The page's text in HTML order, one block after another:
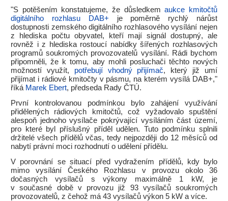
"S potěšením konstatujeme, že důsledkemaukce kmitočtů
digitálního rozhlasu DAB+ je poměrně rychlý nárůst
dostupnosti zemského digitálního rozhlasového vysílání nejen
z hlediska počtu obyvatel, kteří mají signál dostupný, ale
rovněž i z hlediska rostoucí nabídky šířených rozhlasových
programů soukromých provozovatelů vysílání. Rádi bychom
připomněli, že k tomu, aby mohli posluchači těchto nových
možností využít, potřebují vhodný přijímač, který již umí
přijímat i rádiové kmitočty v pásmu, na kterém vysílá DAB+,"
říká Marek Ebert, předseda Rady ČTÚ.
První kontrolovanou podmínkou bylo zahájení využívání
přidělených rádiových kmitočtů, což vyžadovalo spuštění
alespoň jednoho vysílače pokrývající vysíláním část území,
pro které byl příslušný příděl udělen. Tuto podmínku splnili
držitelé všech přídělů včas, tedy nejpozději do 12 měsíců od
nabytí právní moci rozhodnutí o udělení přídělu.
V porovnání se situací před vydražením přídělů, kdy bylo
mimo vysílání Českého Rozhlasu v provozu okolo 36
dočasných vysílačů s výkony maximálně 1 kW, je
v současné době v provozu již 93 vysílačů soukromých
provozovatelů, z čehož má 43 vysílačů výkon 5 kW a více.